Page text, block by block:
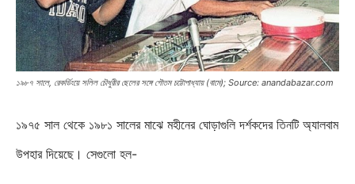
১৯৮৭ সালে, রেকর্ডিংয়ে সলিল চৌধুরীর ছেলের সঙ্গে গৌতম চট্টোপাধ্যায় (বামে); Source: anandabazar.com
১৯৭৫ সাল থেকে ১৯৮১ সালের মাঝে মহীনের ঘোড়াগুলি দর্শকদের তিনটি অ্যালবাম
উপহার দিয়েছে। সেগুলো হল-